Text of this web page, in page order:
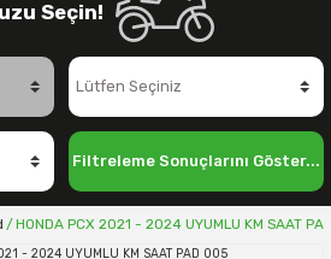
Seçin!
Filtreleme Sonuçlarını Göster...
HONDA PCX 2021 - 2024 UYUMLU KM SAAT